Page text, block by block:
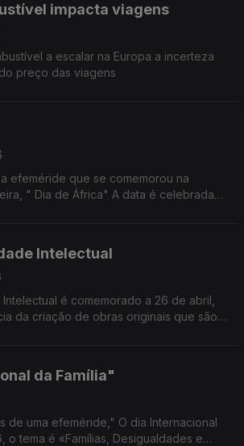
impacta viagens
a escalar na Europa a incerteza
preço das viagens
efeméride que se comemorou na
" Dia de África" A data é celebrada
Intelectual
é comemorado a 26 de abril,
da criação de obras originais que são
da Família"
de uma efeméride," O dia Internacional
o tema é «Famílias, Desigualdades e